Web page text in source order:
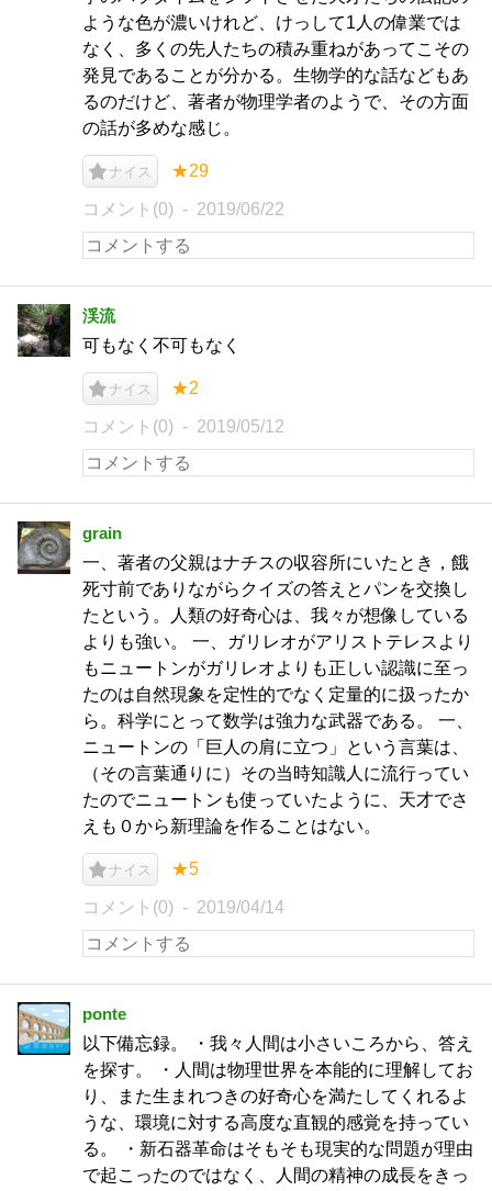
ような色が濃いけれど、けっして1人の偉業では
なく、多くの先人たちの積み重ねがあってこその
発見であることが分かる。生物学的な話などもあ
るのだけど、著者が物理学者のようで、その方面
の話が多めな感じ。
ナイス ★29
コメント(0) 2019/06/22
渓流
可もなく不可もなく
ナイス ★2
コメント(0) 2019/05/12
grain
一、著者の父親はナチスの収容所にいたとき，餓
死寸前でありながらクイズの答えとパンを交換し
たという。人類の好奇心は、我々が想像している
よりも強い。 一、ガリレオがアリストテレスより
もニュートンがガリレオよりも正しい認識に至っ
たのは自然現象を定性的でなく定量的に扱ったか
ら。科学にとって数学は強力な武器である。 一、
ニュートンの「巨人の肩に立つ」という言葉は、
（その言葉通りに）その当時知識人に流行ってい
たのでニュートンも使っていたように、天才でさ
えも０から新理論を作ることはない。
ナイス ★5
コメント(0) 2019/04/14
ponte
以下備忘録。 ・我々人間は小さいころから、答え
を探す。 ・人間は物理世界を本能的に理解してお
り、また生まれつきの好奇心を満たしてくれるよ
うな、環境に対する高度な直観的感覚を持ってい
る。 ・新石器革命はそもそも現実的な問題が理由
で起こったのではなく、人間の精神の成長をきっ